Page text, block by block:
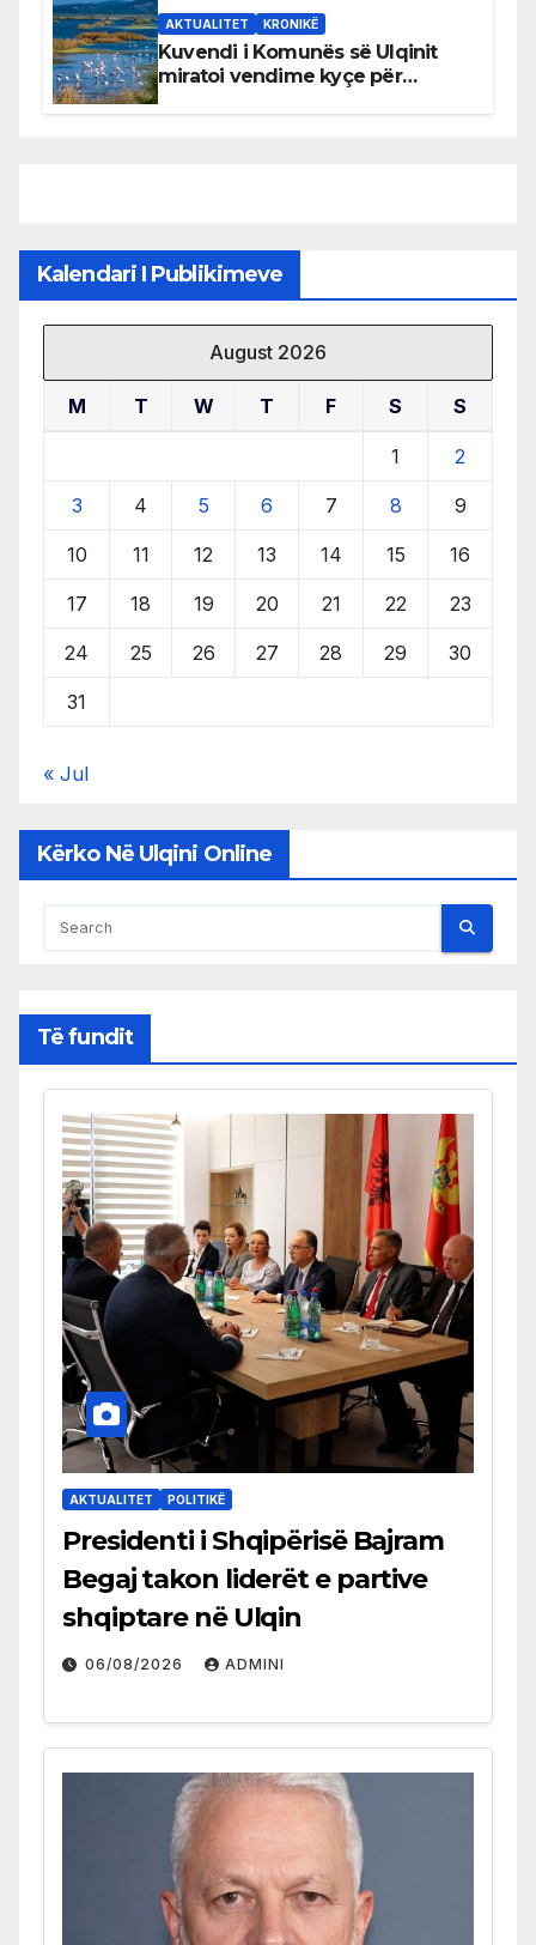
AKTUALITET KRONIKË
Kuvendi i Komunës së Ulqinit
miratoi vendime kyçe për
Kalendari I Publikimeve
August 2026
M T W T F S S
1 2
3 4 5 6 7 8 9
10 11 12 13 14 15 16
17 18 19 20 21 22 23
24 25 26 27 28 29 30
31
« Jul
Kërko Në Ulqini Online
Të fundit
AKTUALITET POLITIKË
Presidenti i Shqipërisë Bajram
Begaj takon liderët e partive
shqiptare në Ulqin
06/08/2026 ADMINI